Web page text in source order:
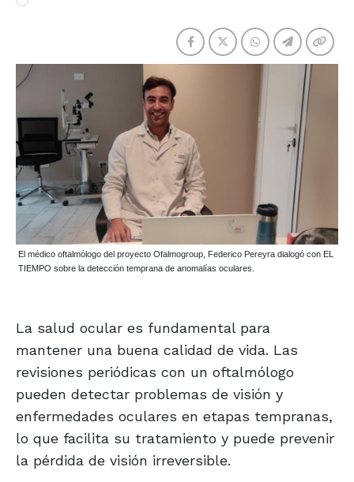
El médico oftalmólogo del proyecto Ofalmogroup, Federico Pereyra dialogó con EL
TIEMPO sobre la detección temprana de anomalías oculares.
La salud ocular es fundamental para
mantener una buena calidad de vida. Las
revisiones periódicas con un oftalmólogo
pueden detectar problemas de visión y
enfermedades oculares en etapas tempranas,
lo que facilita su tratamiento y puede prevenir
la pérdida de visión irreversible.